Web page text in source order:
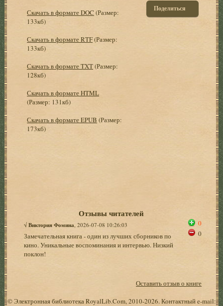
Скачать в формате DOC (Размер:
133кб)
Скачать в формате RTF(Размер:
133кб)
Скачать в формате TXT(Размер:
128кб)
Скачать в формате HTML
(Размер: 131кб)
Скачать в формате EPUB (Размер:
173кб)
Поделиться
Отзывы читателей
√Виктория Фомина , 2026-07-08 10:26:03
Замечательная книга - один из лучших сборников по
кино. Уникальные воспоминания и интервью. Низкий
поклон!
0
0
Оставить отзыв о книге
© Электронная библиотека RoyalLib.Com, 2010-2026. Контактный e-mail: